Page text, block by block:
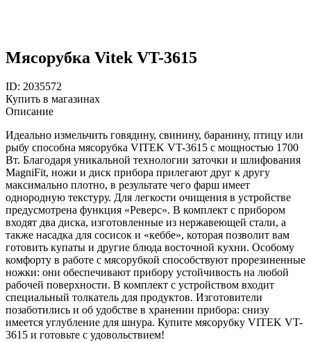
Мясорубка Vitek VT-3615
ID: 2035572
Купить в магазинах
Описание
Идеально измельчить говядину, свинину, баранину, птицу или
рыбу способна мясорубка VITEK VT-3615 с мощностью 1700
Вт. Благодаря уникальной технологии заточки и шлифования
MagniFit, ножи и диск прибора прилегают друг к другу
максимально плотно, в результате чего фарш имеет
однородную текстуру. Для легкости очищения в устройстве
предусмотрена функция «Реверс». В комплект с прибором
входят два диска, изготовленные из нержавеющей стали, а
также насадка для сосисок и «кеббе», которая позволит вам
готовить купаты и другие блюда восточной кухни. Особому
комфорту в работе с мясорубкой способствуют прорезиненные
ножки: они обеспечивают прибору устойчивость на любой
рабочей поверхности. В комплект с устройством входит
специальный толкатель для продуктов. Изготовители
позаботились и об удобстве в хранении прибора: снизу
имеется углубление для шнура. Купите мясорубку VITEK VT-
3615 и готовьте с удовольствием!